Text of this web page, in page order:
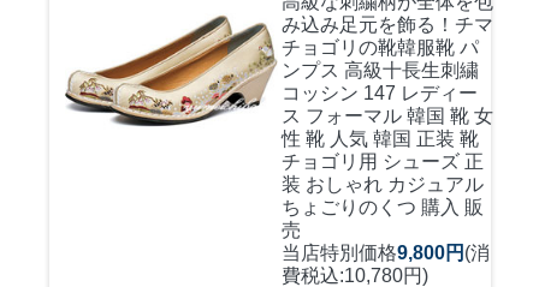
み込み足元を飾る！ チマ
チョゴリの靴韓服靴 パ
ンプス 高級十長生刺繍
コッシン 147 レディー
ス フォーマル 韓国 靴 女
性 靴 人気 韓国 正装 靴
チョゴリ用 シューズ 正
装 おしゃれ カジュアル
ちょごりのくつ 購入 販
売
当店特別価格9,800円 (消
費税込:10,780円)